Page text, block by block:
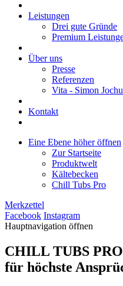
Leistungen
Drei gute Gründe
Premium
Über uns
Presse
Referenzen
Vita - Simon
Kontakt
Eine Ebene höher öffnen
Zur Startseite
Produktwelt
Kältebecken
Chill Tubs Pro
Merkzettel
Facebook Instagram
Hauptnavigation öffnen
CHILL TUBS PRO
für höchste